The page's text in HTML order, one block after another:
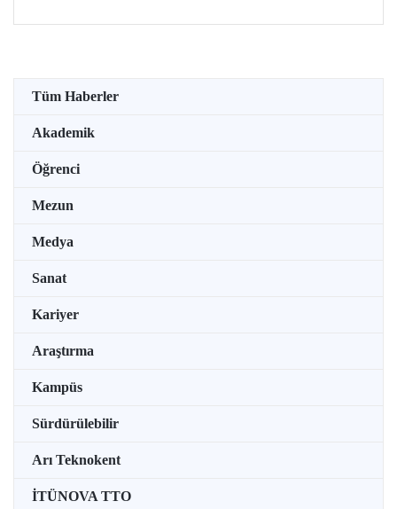
Tüm Haberler
Akademik
Öğrenci
Mezun
Medya
Sanat
Kariyer
Araştırma
Kampüs
Sürdürülebilir
Arı Teknokent
İTÜNOVA TTO